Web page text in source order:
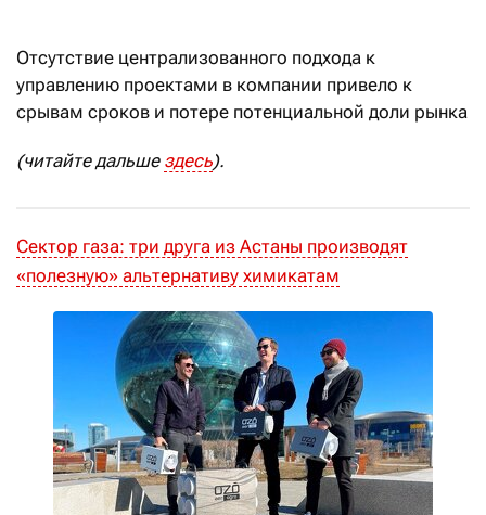
Отсутствие централизованного подхода к
управлению проектами в компании привело к
срывам сроков и потере потенциальной доли рынка
(читайте дальше здесь).
Сектор газа: три друга из Астаны производят
«полезную» альтернативу химикатам